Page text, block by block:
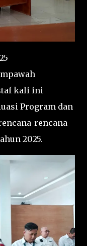
kali ini
Program dan
rencana
2025.